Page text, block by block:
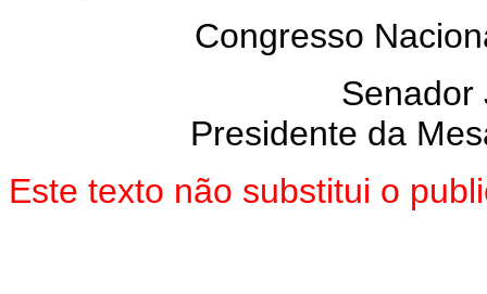
Congresso
Senador
Presidente da
Este texto não substitui o